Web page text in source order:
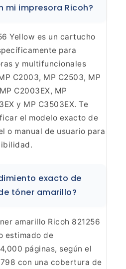
mi impresora Ricoh?
Yellow es un cartucho
para
y multifuncionales
C2003, MP C2503, MP
MP C2003EX, MP
y MP C3503EX. Te
el modelo exacto de
o manual de usuario para
exacto de
tóner amarillo?
amarillo Ricoh 821256
estimado de
páginas, según el
con una cobertura de